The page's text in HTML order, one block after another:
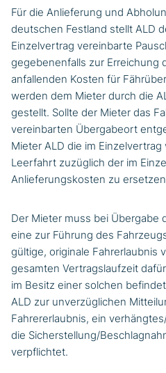
Für die Anlieferung und
deutschen Festland stellt ALD
Einzelvertrag vereinbarte
gegebenenfalls zur Erreichung
anfallenden Kosten für
werden dem Mieter durch die
gestellt. Sollte der Mieter das
vereinbarten Übergabeort
Mieter ALD die im
Leerfahrt zuzüglich der im
Anlieferungskosten zu
Der Mieter muss bei Übergabe
eine zur Führung des
gültige, originale Fahrerlaubnis
gesamten Vertragslaufzeit
im Besitz einer solchen
ALD zur unverzüglichen
Fahrererlaubnis, ein
die Sicherstellung/
verpflichtet.